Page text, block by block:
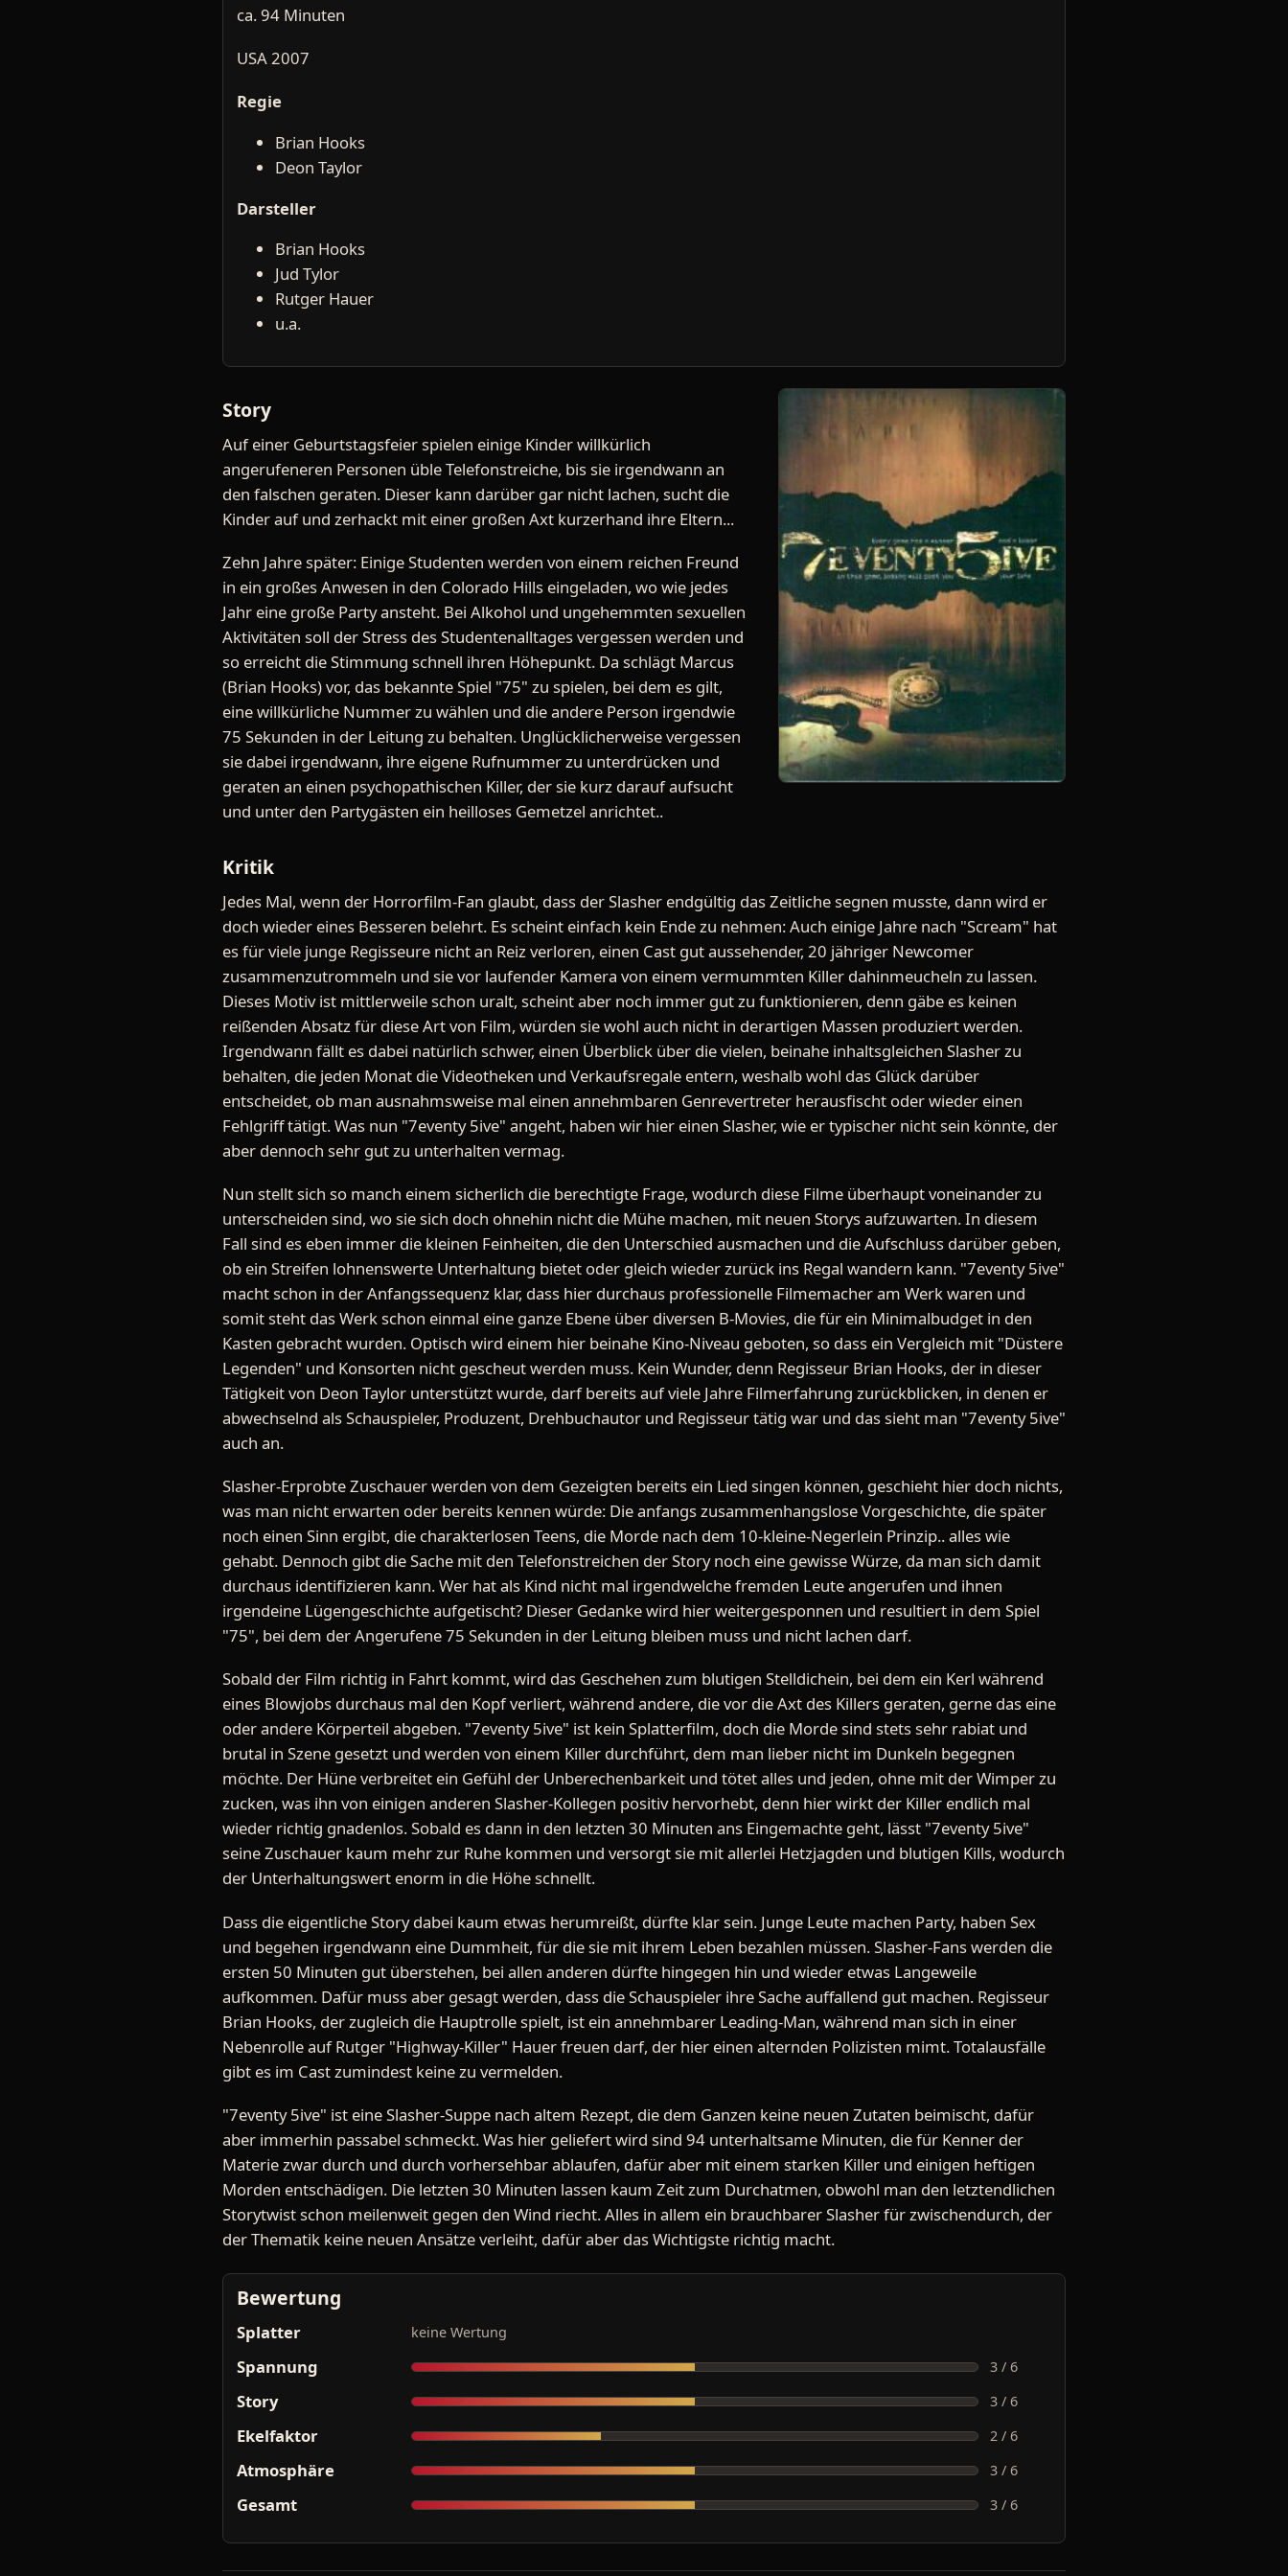
ca. 94 Minuten
USA 2007
Regie
Brian Hooks
Deon Taylor
Darsteller
Brian Hooks
Jud Tylor
Rutger Hauer
u.a.
Story
Auf einer Geburtstagsfeier spielen einige Kinder willkürlich
angerufeneren Personen üble Telefonstreiche, bis sie irgendwann an
den falschen geraten. Dieser kann darüber gar nicht lachen, sucht die
Kinder auf und zerhackt mit einer großen Axt kurzerhand ihre Eltern...
Zehn Jahre später: Einige Studenten werden von einem reichen Freund
in ein großes Anwesen in den Colorado Hills eingeladen, wo wie jedes
Jahr eine große Party ansteht. Bei Alkohol und ungehemmten sexuellen
Aktivitäten soll der Stress des Studentenalltages vergessen werden und
so erreicht die Stimmung schnell ihren Höhepunkt. Da schlägt Marcus
(Brian Hooks) vor, das bekannte Spiel "75" zu spielen, bei dem es gilt,
eine willkürliche Nummer zu wählen und die andere Person irgendwie
75 Sekunden in der Leitung zu behalten. Unglücklicherweise vergessen
sie dabei irgendwann, ihre eigene Rufnummer zu unterdrücken und
geraten an einen psychopathischen Killer, der sie kurz darauf aufsucht
und unter den Partygästen ein heilloses Gemetzel anrichtet..
Kritik
Jedes Mal, wenn der Horrorfilm-Fan glaubt, dass der Slasher endgültig das Zeitliche segnen musste, dann wird er
doch wieder eines Besseren belehrt. Es scheint einfach kein Ende zu nehmen: Auch einige Jahre nach "Scream" hat
es für viele junge Regisseure nicht an Reiz verloren, einen Cast gut aussehender, 20 jähriger Newcomer
zusammenzutrommeln und sie vor laufender Kamera von einem vermummten Killer dahinmeucheln zu lassen.
Dieses Motiv ist mittlerweile schon uralt, scheint aber noch immer gut zu funktionieren, denn gäbe es keinen
reißenden Absatz für diese Art von Film, würden sie wohl auch nicht in derartigen Massen produziert werden.
Irgendwann fällt es dabei natürlich schwer, einen Überblick über die vielen, beinahe inhaltsgleichen Slasher zu
behalten, die jeden Monat die Videotheken und Verkaufsregale entern, weshalb wohl das Glück darüber
entscheidet, ob man ausnahmsweise mal einen annehmbaren Genrevertreter herausfischt oder wieder einen
Fehlgriff tätigt. Was nun "7eventy 5ive" angeht, haben wir hier einen Slasher, wie er typischer nicht sein könnte, der
aber dennoch sehr gut zu unterhalten vermag.
Nun stellt sich so manch einem sicherlich die berechtigte Frage, wodurch diese Filme überhaupt voneinander zu
unterscheiden sind, wo sie sich doch ohnehin nicht die Mühe machen, mit neuen Storys aufzuwarten. In diesem
Fall sind es eben immer die kleinen Feinheiten, die den Unterschied ausmachen und die Aufschluss darüber geben,
ob ein Streifen lohnenswerte Unterhaltung bietet oder gleich wieder zurück ins Regal wandern kann. "7eventy 5ive"
macht schon in der Anfangssequenz klar, dass hier durchaus professionelle Filmemacher am Werk waren und
somit steht das Werk schon einmal eine ganze Ebene über diversen B-Movies, die für ein Minimalbudget in den
Kasten gebracht wurden. Optisch wird einem hier beinahe Kino-Niveau geboten, so dass ein Vergleich mit "Düstere
Legenden" und Konsorten nicht gescheut werden muss. Kein Wunder, denn Regisseur Brian Hooks, der in dieser
Tätigkeit von Deon Taylor unterstützt wurde, darf bereits auf viele Jahre Filmerfahrung zurückblicken, in denen er
abwechselnd als Schauspieler, Produzent, Drehbuchautor und Regisseur tätig war und das sieht man "7eventy 5ive"
auch an.
Slasher-Erprobte Zuschauer werden von dem Gezeigten bereits ein Lied singen können, geschieht hier doch nichts,
was man nicht erwarten oder bereits kennen würde: Die anfangs zusammenhangslose Vorgeschichte, die später
noch einen Sinn ergibt, die charakterlosen Teens, die Morde nach dem 10-kleine-Negerlein Prinzip.. alles wie
gehabt. Dennoch gibt die Sache mit den Telefonstreichen der Story noch eine gewisse Würze, da man sich damit
durchaus identifizieren kann. Wer hat als Kind nicht mal irgendwelche fremden Leute angerufen und ihnen
irgendeine Lügengeschichte aufgetischt? Dieser Gedanke wird hier weitergesponnen und resultiert in dem Spiel
"75", bei dem der Angerufene 75 Sekunden in der Leitung bleiben muss und nicht lachen darf.
Sobald der Film richtig in Fahrt kommt, wird das Geschehen zum blutigen Stelldichein, bei dem ein Kerl während
eines Blowjobs durchaus mal den Kopf verliert, während andere, die vor die Axt des Killers geraten, gerne das eine
oder andere Körperteil abgeben. "7eventy 5ive" ist kein Splatterfilm, doch die Morde sind stets sehr rabiat und
brutal in Szene gesetzt und werden von einem Killer durchführt, dem man lieber nicht im Dunkeln begegnen
möchte. Der Hüne verbreitet ein Gefühl der Unberechenbarkeit und tötet alles und jeden, ohne mit der Wimper zu
zucken, was ihn von einigen anderen Slasher-Kollegen positiv hervorhebt, denn hier wirkt der Killer endlich mal
wieder richtig gnadenlos. Sobald es dann in den letzten 30 Minuten ans Eingemachte geht, lässt "7eventy 5ive"
seine Zuschauer kaum mehr zur Ruhe kommen und versorgt sie mit allerlei Hetzjagden und blutigen Kills, wodurch
der Unterhaltungswert enorm in die Höhe schnellt.
Dass die eigentliche Story dabei kaum etwas herumreißt, dürfte klar sein. Junge Leute machen Party, haben Sex
und begehen irgendwann eine Dummheit, für die sie mit ihrem Leben bezahlen müssen. Slasher-Fans werden die
ersten 50 Minuten gut überstehen, bei allen anderen dürfte hingegen hin und wieder etwas Langeweile
aufkommen. Dafür muss aber gesagt werden, dass die Schauspieler ihre Sache auffallend gut machen. Regisseur
Brian Hooks, der zugleich die Hauptrolle spielt, ist ein annehmbarer Leading-Man, während man sich in einer
Nebenrolle auf Rutger "Highway-Killer" Hauer freuen darf, der hier einen alternden Polizisten mimt. Totalausfälle
gibt es im Cast zumindest keine zu vermelden.
"7eventy 5ive" ist eine Slasher-Suppe nach altem Rezept, die dem Ganzen keine neuen Zutaten beimischt, dafür
aber immerhin passabel schmeckt. Was hier geliefert wird sind 94 unterhaltsame Minuten, die für Kenner der
Materie zwar durch und durch vorhersehbar ablaufen, dafür aber mit einem starken Killer und einigen heftigen
Morden entschädigen. Die letzten 30 Minuten lassen kaum Zeit zum Durchatmen, obwohl man den letztendlichen
Storytwist schon meilenweit gegen den Wind riecht. Alles in allem ein brauchbarer Slasher für zwischendurch, der
der Thematik keine neuen Ansätze verleiht, dafür aber das Wichtigste richtig macht.
Bewertung
Splatter keine Wertung
Spannung 3 / 6
Story 3 / 6
Ekelfaktor 2 / 6
Atmosphäre 3 / 6
Gesamt 3 / 6